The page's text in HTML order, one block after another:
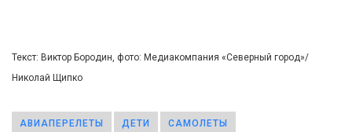
Текст: Виктор Бородин, фото: Медиакомпания «Северный город»/
Николай Щипко
АВИАПЕРЕЛЕТЫ ДЕТИ САМОЛЕТЫ